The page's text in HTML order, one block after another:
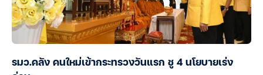
รมว.คลัง คนใหม่เข้ากระทรวงวันแรก ชู 4 นโยบายเร่ง